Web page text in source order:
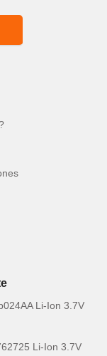
Li-Ion 3.7V
Li-Ion 3.7V